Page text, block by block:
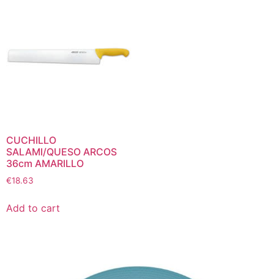
CUCHILLO
SALAMI/QUESO ARCOS
36cm AMARILLO
€18.63
Add to cart